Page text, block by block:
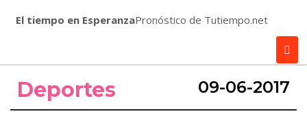
El tiempo en EsperanzaPronóstico de Tutiempo.net
Deportes 09-06-2017